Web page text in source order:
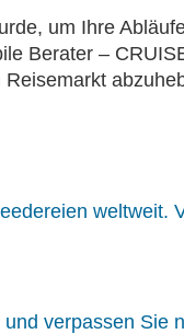
um Ihre
Berater –
weltweit.
verpassen Sie